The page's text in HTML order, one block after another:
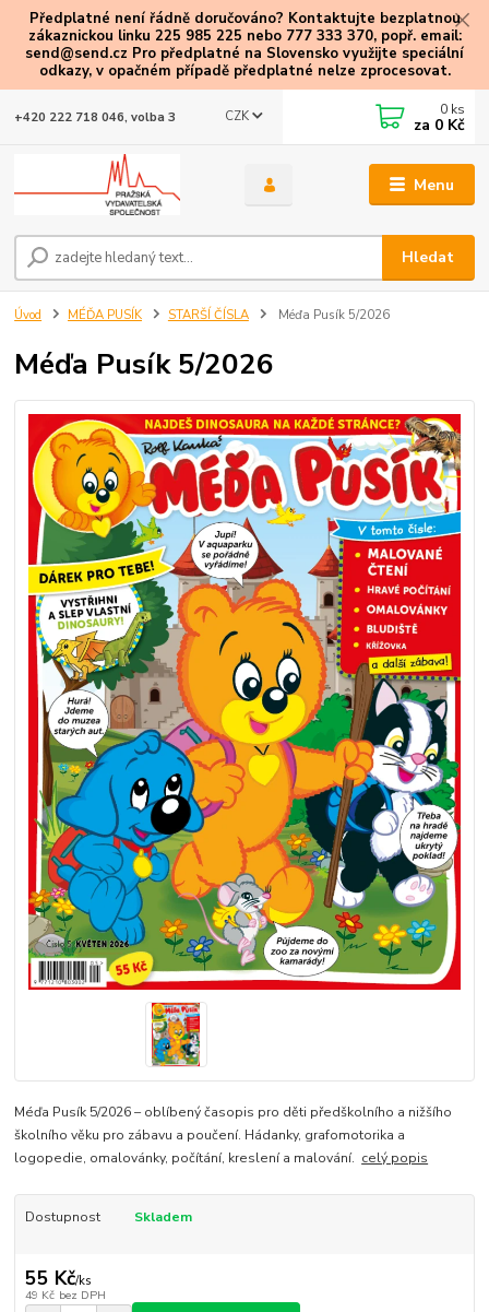
Předplatné není řádně doručováno? Kontaktujte bezplatnou
zákaznickou linku 225 985 225 nebo 777 333 370, popř. email:
send@send.cz Pro předplatné na Slovensko využijte speciální
odkazy, v opačném případě předplatné nelze zprocesovat.
Menu
CZK
Hledat
+420 222 718 046, volba 3 0 ks
za 0 Kč
Úvod MÉĎA PUSÍK STARŠÍ ČÍSLA Méďa Pusík 5/2026
Méďa Pusík 5/2026
Méďa Pusík 5/2026 – oblíbený časopis pro děti předškolního a nižšího
školního věku pro zábavu a poučení. Hádanky, grafomotorika a
logopedie, omalovánky, počítání, kreslení a malování. celý popis
Dostupnost Skladem
55 Kč/ks
49 Kč bez DPH